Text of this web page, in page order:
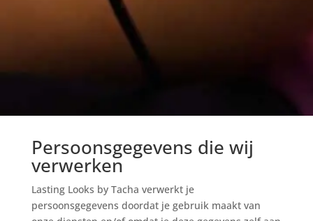
Persoonsgegevens die wij
verwerken
Lasting Looks by Tacha verwerkt je
persoonsgegevens doordat je gebruik maakt van